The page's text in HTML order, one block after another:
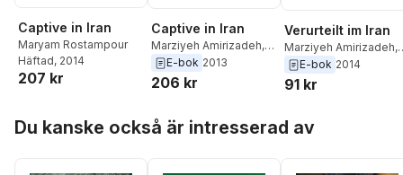
Captive in Iran
Maryam Rostampour
Häftad, 2014
207 kr
Captive in Iran
Marziyeh Amirizadeh,
Maryam Rostampour
E-bok 2013
206 kr
Verurteilt im Iran
Marziyeh Amirizadeh,
Maryam Rostampour
E-bok 2014
91 kr
Du kanske också är intresserad av